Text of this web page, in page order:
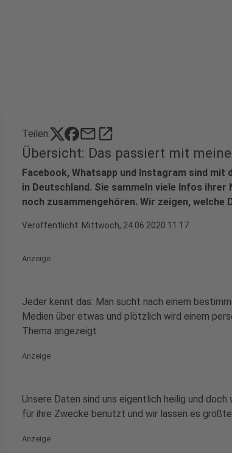
Teilen: mailopen_in_new
Übersicht: Das passiert mit
Facebook, Whatsapp und Instagram sind
in Deutschland. Sie sammeln viele Infos
noch zusammengehören. Wir zeigen, welche
Veröffentlicht: Mittwoch, 24.06.2020 11:17
Anzeige
Jeder kennt das: Man sucht nach einem
Medien über etwas und plötzlich wird einem
Thema angezeigt.
Anzeige
Unsere Daten sind uns eigentlich heilig und
für ihre Zwecke benutzt und wir lassen es
Anzeige